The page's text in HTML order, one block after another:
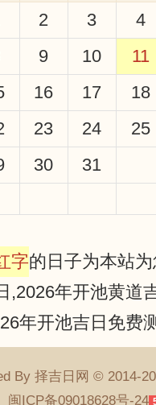
2 3 4
9 10 11
16 17 18
23 24 25
30 31
字的日子为本站
,2026年开池黄道
年开池吉日免费
By 择吉日网 © 2014-
闽ICP备09018628号-24